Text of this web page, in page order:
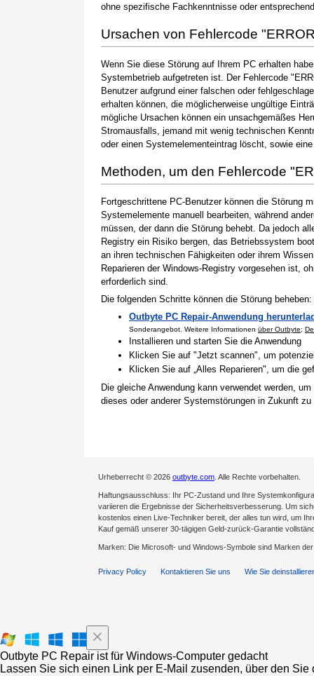
ohne spezifische Fachkenntnisse oder
Ursachen von Fehlercode
Wenn Sie diese Störung auf Ihrem PC erhalten
Systembetrieb aufgetreten ist. Der Fehlercode
Benutzer aufgrund einer falschen oder
erhalten können, die möglicherweise ungültige
mögliche Ursachen können ein unsachgemäßes
Stromausfalls, jemand mit wenig technischen
oder einen Systemelementeintrag löscht, sowie
Methoden, um den Fehlercode
Fortgeschrittene PC-Benutzer können die Störung
Systemelemente manuell bearbeiten, während
müssen, der dann die Störung behebt. Da jedoch
Registry ein Risiko bergen, das Betriebssystem
an ihren technischen Fähigkeiten oder ihrem
Reparieren der Windows-Registry vorgesehen ist,
erforderlich sind.
Die folgenden Schritte können die Störung beheben:
Outbyte PC Repair-Anwendung
Sonderangebot. Weitere Informationen über Outbyte;
Installieren und starten Sie die Anwendung
Klicken Sie auf "Jetzt scannen", um
Klicken Sie auf „Alles Reparieren", um die
Die gleiche Anwendung kann verwendet werden,
dieses oder anderer Systemstörungen in Zukunft zu
Urheberrecht © 2026 outbyte.com . Alle Rechte vorbehalten.
Haftungsausschluss: Ihr PC-Zustand und Ihre
variieren die Ergebnisse der Sicherheitsverbesserung. Um
kostenlos einen Live-Techniker bereit, der alles tun wird, um
Kauf gemäß unserer 30-tägigen Geld-zurück-Garantie
Marken: Die Microsoft- und Windows-Symbole sind Marken
Privacy Policy Kontaktieren Sie uns Wie Sie
Outbyte PC Repair ist für Windows-Computer gedacht
Lassen Sie sich einen Link per E-Mail zusenden, über den